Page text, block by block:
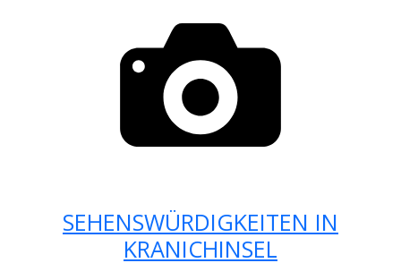
SEHENSWÜRDIGKEITEN IN
KRANICHINSEL